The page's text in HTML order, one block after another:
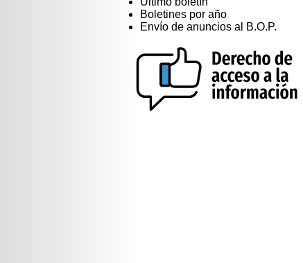
Boletines por año
Envío de anuncios al B.O.P.